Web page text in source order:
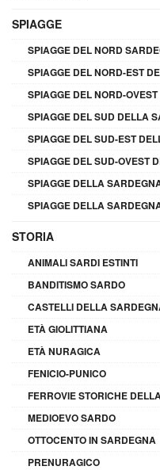
SPIAGGE
SPIAGGE DEL NORD
SPIAGGE DEL NORD-EST
SPIAGGE DEL NORD-
SPIAGGE DEL SUD DELLA
SPIAGGE DEL SUD-EST
SPIAGGE DEL SUD-OVEST
SPIAGGE DELLA
SPIAGGE DELLA
STORIA
ANIMALI SARDI ESTINTI
BANDITISMO SARDO
CASTELLI DELLA
ETÀ GIOLITTIANA
ETÀ NURAGICA
FENICIO-PUNICO
FERROVIE STORICHE
MEDIOEVO SARDO
OTTOCENTO IN SARDEGNA
PRENURAGICO